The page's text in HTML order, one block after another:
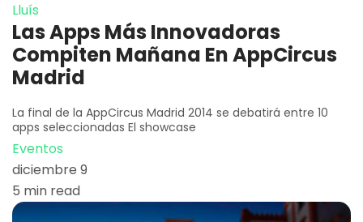
Lluís
Las Apps Más Innovadoras
Compiten Mañana En AppCircus
Madrid
La final de la AppCircus Madrid 2014 se debatirá entre 10
apps seleccionadas El showcase
Eventos
diciembre 9
5 min read